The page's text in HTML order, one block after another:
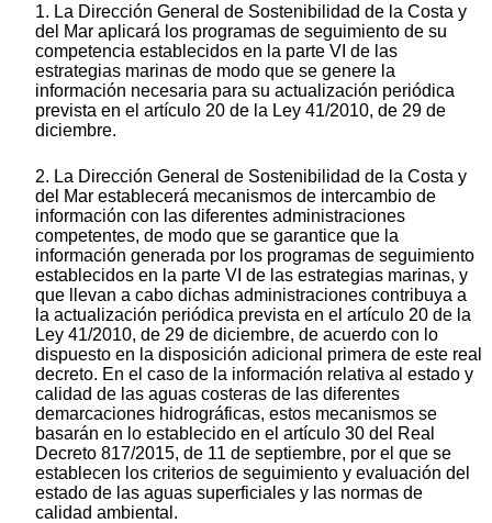
1. La Dirección General de Sostenibilidad de la Costa y
del Mar aplicará los programas de seguimiento de su
competencia establecidos en la parte VI de las
estrategias marinas de modo que se genere la
información necesaria para su actualización periódica
prevista en el artículo 20 de la Ley 41/2010, de 29 de
diciembre.
2. La Dirección General de Sostenibilidad de la Costa y
del Mar establecerá mecanismos de intercambio de
información con las diferentes administraciones
competentes, de modo que se garantice que la
información generada por los programas de seguimiento
establecidos en la parte VI de las estrategias marinas, y
que llevan a cabo dichas administraciones contribuya a
la actualización periódica prevista en el artículo 20 de la
Ley 41/2010, de 29 de diciembre, de acuerdo con lo
dispuesto en la disposición adicional primera de este real
decreto. En el caso de la información relativa al estado y
calidad de las aguas costeras de las diferentes
demarcaciones hidrográficas, estos mecanismos se
basarán en lo establecido en el artículo 30 del Real
Decreto 817/2015, de 11 de septiembre, por el que se
establecen los criterios de seguimiento y evaluación del
estado de las aguas superficiales y las normas de
calidad ambiental.